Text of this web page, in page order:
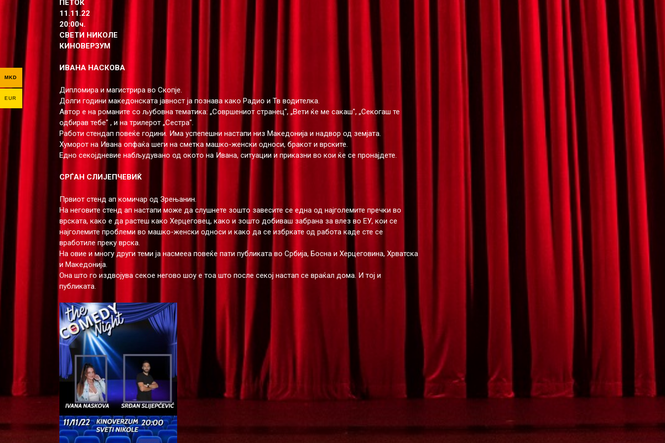
ПЕТОК
11.11.22
20:00ч.
СВЕТИ НИКОЛЕ
КИНОВЕРЗУМ
ИВАНА НАСКОВА
Дипломира и магистрира во Скопје.
Долги години македонската јавност ја познава како Радио и Тв водителка.
Автор е на романите со љубовна тематика: „Совршениот странец", „Вети ќе ме сакаш", „Секогаш те
одбирав тебе" , и на трилерот „Сестра".
Работи стендап повеќе години. Има успепешни настапи низ Македонија и надвор од земјата.
Хуморот на Ивана опфаќа шеги на сметка машко-женски односи, бракот и врските.
Едно секојдневие набљудувано од окото на Ивана, ситуации и приказни во кои ќе се пронајдете.
СРЃАН СЛИЈЕПЧЕВИЌ
Првиот стенд ап комичар од Зрењанин.
На неговите стенд ап настапи може да слушнете зошто завесите се една од најголемите пречки во
врската, како е да растеш како Херцеговец, како и зошто добиваш забрана за влез во ЕУ, кои се
најголемите проблеми во машко-женски односи и како да се избркате од работа каде сте се
вработиле преку врска.
На овие и многу други теми ја насмееа повеќе пати публиката во Србија, Босна и Херцеговина, Хрватска
и Македонија.
Она што го издвојува секое негово шоу е тоа што после секој настап се враќал дома. И тој и
публиката.
MKD
EUR